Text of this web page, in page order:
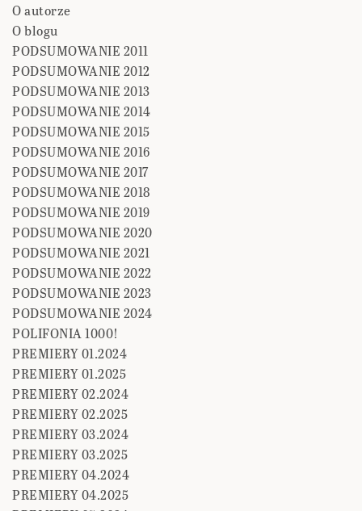
O autorze
O blogu
PODSUMOWANIE 2011
PODSUMOWANIE 2012
PODSUMOWANIE 2013
PODSUMOWANIE 2014
PODSUMOWANIE 2015
PODSUMOWANIE 2016
PODSUMOWANIE 2017
PODSUMOWANIE 2018
PODSUMOWANIE 2019
PODSUMOWANIE 2020
PODSUMOWANIE 2021
PODSUMOWANIE 2022
PODSUMOWANIE 2023
PODSUMOWANIE 2024
POLIFONIA 1000!
PREMIERY 01.2024
PREMIERY 01.2025
PREMIERY 02.2024
PREMIERY 02.2025
PREMIERY 03.2024
PREMIERY 03.2025
PREMIERY 04.2024
PREMIERY 04.2025